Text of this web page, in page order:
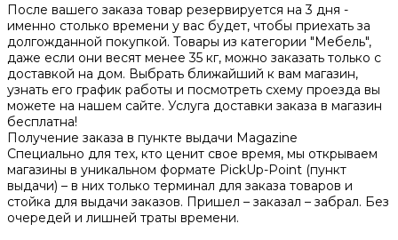
После вашего заказа товар резервируется на 3 дня -
именно столько времени у вас будет, чтобы приехать за
долгожданной покупкой. Товары из категории "Мебель",
даже если они весят менее 35 кг, можно заказать только с
доставкой на дом. Выбрать ближайший к вам магазин,
узнать его график работы и посмотреть схему проезда вы
можете на нашем сайте. Услуга доставки заказа в магазин
бесплатна!
Получение заказа в пункте выдачи Magazine
Специально для тех, кто ценит свое время, мы открываем
магазины в уникальном формате PickUp-Point (пункт
выдачи) – в них только терминал для заказа товаров и
стойка для выдачи заказов. Пришел – заказал – забрал. Без
очередей и лишней траты времени.